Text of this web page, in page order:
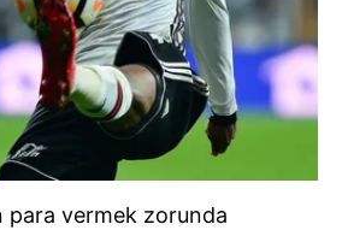
para vermek zorunda